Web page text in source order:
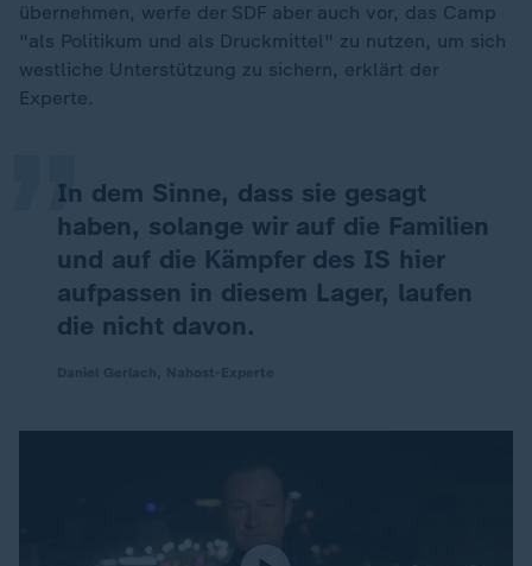
übernehmen, werfe der SDF aber auch vor, das Camp
"als Politikum und als Druckmittel" zu nutzen, um sich
westliche Unterstützung zu sichern, erklärt der
Experte.
In dem Sinne, dass sie gesagt
haben, solange wir auf die Familien
und auf die Kämpfer des IS hier
aufpassen in diesem Lager, laufen
die nicht davon.
„